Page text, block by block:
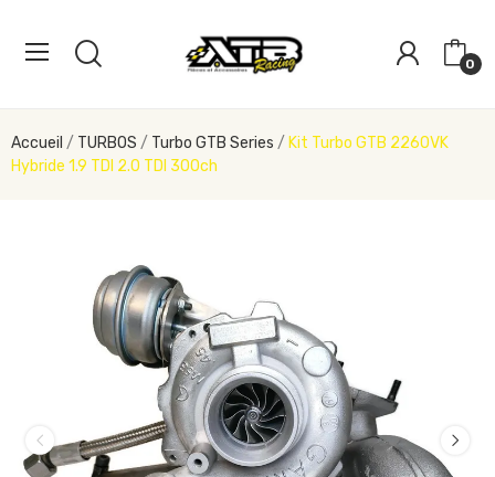
0
Accueil TURBOS Turbo GTB Series
Kit Turbo GTB 2260VK
Hybride 1.9 TDI 2.0 TDI 300ch